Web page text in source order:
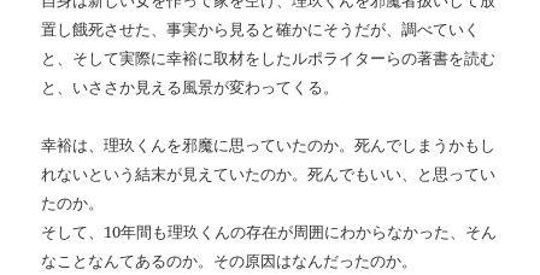
置し餓死させた、事実から見ると確かにそうだが、調べていく
と、そして実際に幸裕に取材をしたルポライターらの著書を読む
と、いささか見える風景が変わってくる。
幸裕は、理玖くんを邪魔に思っていたのか。死んでしまうかもし
れないという結末が見えていたのか。死んでもいい、と思ってい
たのか。
そして、10年間も理玖くんの存在が周囲にわからなかった、そん
なことなんてあるのか。その原因はなんだったのか。